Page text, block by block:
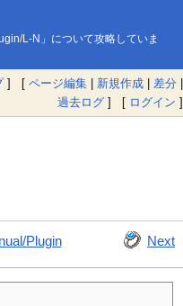
L-N」について攻略していま
] [ ページ編集 | 新規作成 | 差分 |
過去ログ ] [ ログイン ]
Next
Plugin